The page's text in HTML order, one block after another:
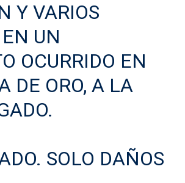
Y VARIOS
UN
OCURRIDO EN
DE ORO, A LA
SOLO DAÑOS